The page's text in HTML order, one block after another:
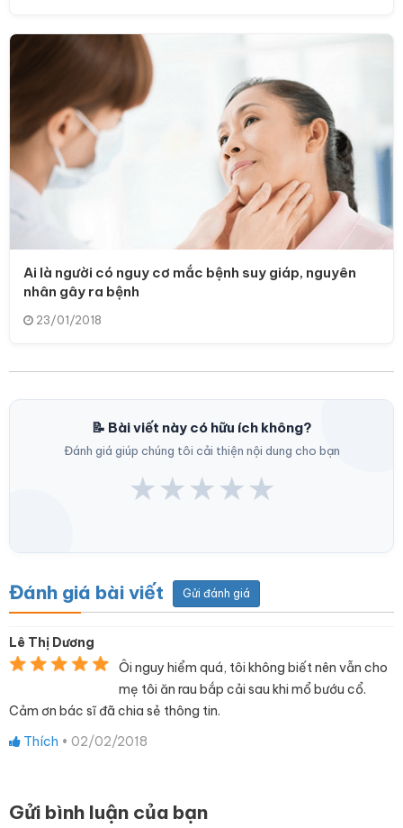
Ai là người có nguy cơ mắc bệnh suy giáp, nguyên
nhân gây ra bệnh
23/01/2018
📝 Bài viết này có hữu ích không?
Đánh giá giúp chúng tôi cải thiện nội dung cho bạn
★★★★★
Đánh giá bài viết Gửi đánh giá
Lê Thị Dương
Ôi nguy hiểm quá, tôi không biết nên vẫn cho
mẹ tôi ăn rau bắp cải sau khi mổ bướu cổ.
Cảm ơn bác sĩ đã chia sẻ thông tin.
Thích • 02/02/2018
Gửi bình luận của bạn